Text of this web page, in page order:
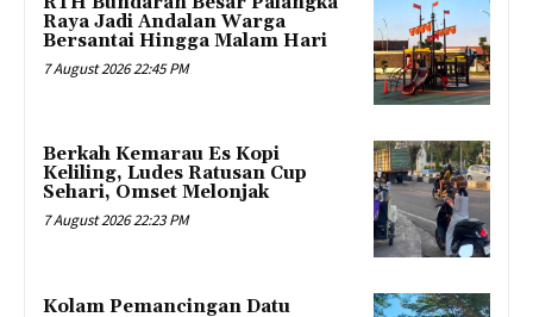
Raya Jadi Andalan Warga
Bersantai Hingga Malam Hari
7 August 2026 22:45 PM
Berkah Kemarau Es Kopi
Keliling, Ludes Ratusan Cup
Sehari, Omset Melonjak
7 August 2026 22:23 PM
Kolam Pemancingan Datu